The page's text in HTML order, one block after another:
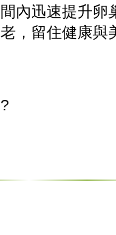
間內迅速提升卵
老，留住健康與
?